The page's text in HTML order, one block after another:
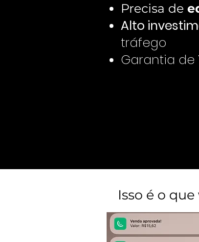
Precisa de
Alto
tráfego
Garantia de
Isso é o